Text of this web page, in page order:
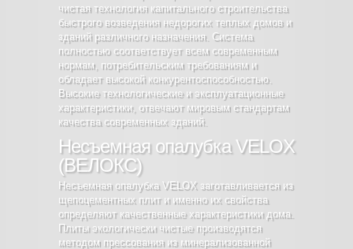
чистая технология капитального строительства
быстрого возведения недорогих теплых домов и
зданий различного назначения. Система
полностью соответствует всем современным
нормам, потребительским требованиям и
обладает высокой конкурентоспособностью.
Высокие технологические и эксплуатационные
характеристики, отвечают мировым стандартам
качества современных зданий.
Несъемная опалубка VELOX
(ВЕЛОКС)
Несъемная опалубка VELOX заготавливается из
щепоцементных плит и именно их свойства
определяют качественные характеристики дома.
Плиты экологически чистые производятся
методом прессования из минерализованной